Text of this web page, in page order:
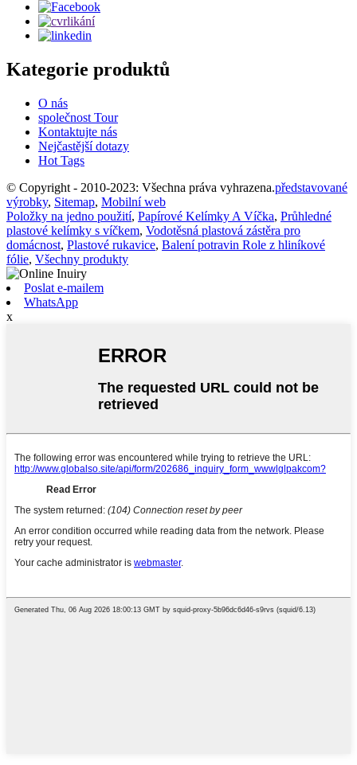
Kategorie produktů
O nás
společnost Tour
Kontaktujte nás
Nejčastější dotazy
Hot Tags
© Copyright - 2010-2023: Všechna práva vyhrazena.představované
výrobky, Sitemap, Mobilní web
Položky na jedno použití, Papírové Kelímky A Víčka, Průhledné
plastové kelímky s víčkem, Vodotěsná plastová zástěra pro
domácnost, Plastové rukavice, Balení potravin Role z hliníkové
fólie, Všechny produkty
Poslat e-mailem
WhatsApp
x